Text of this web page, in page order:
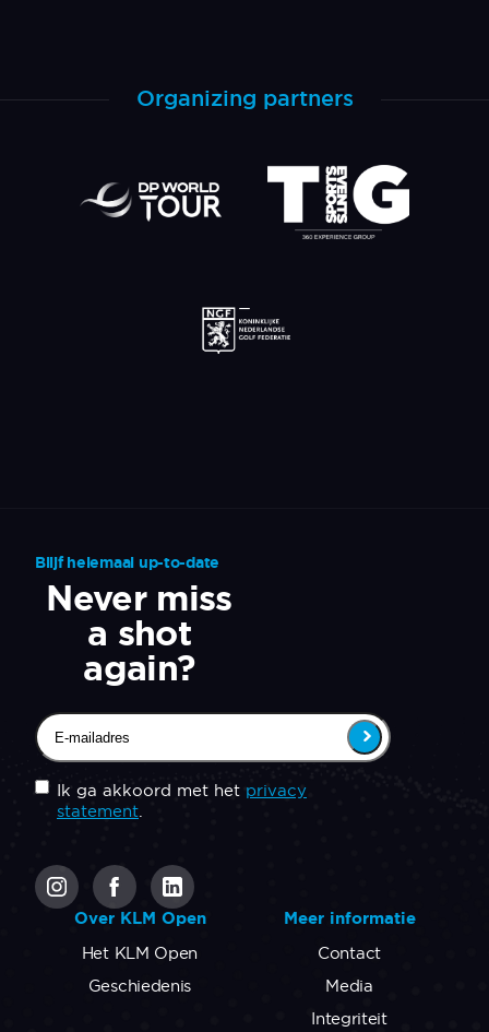
Organizing partners
Blijf helemaal up-to-date
Never miss
a shot
again?
Email(Vereist)
Untitled (Vereist)
Ik ga akkoord met het privacy
statement.
Over KLM Open
Het KLM Open
Geschiedenis
Meer informatie
Contact
Media
Integriteit